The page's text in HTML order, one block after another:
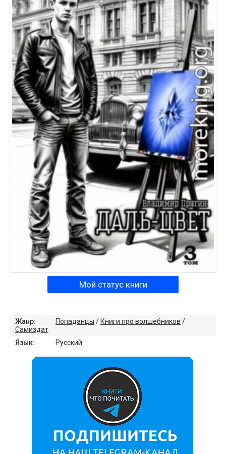
Мой статус книги
Жанр: Попаданцы /Книги про волшебников /
Самиздат
Язык:
Русский